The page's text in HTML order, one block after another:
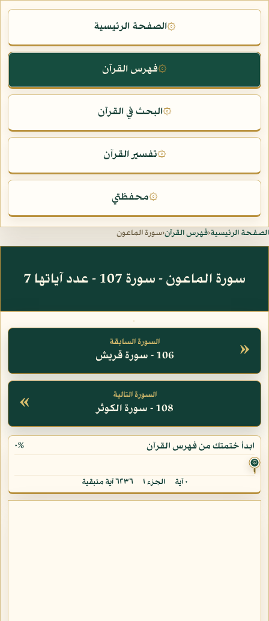
۞الصفحة الرئيسية
۞فهرس القرآن
۞البحث في القرآن
۞تفسير القرآن
۞محفظتي
الصفحة الرئيسية‹فهرس القرآن‹سورة الماعون
سورة الماعون - سورة 107 - عدد آياتها 7
» السورة السابقة
106 - سورة قريش
« السورة التالية
108 - سورة الكوثر
ابدأ ختمتك من فهرس القرآن ٠%
۞
٠ آية الجزء ١ ٦٢٣٦ آية متبقية